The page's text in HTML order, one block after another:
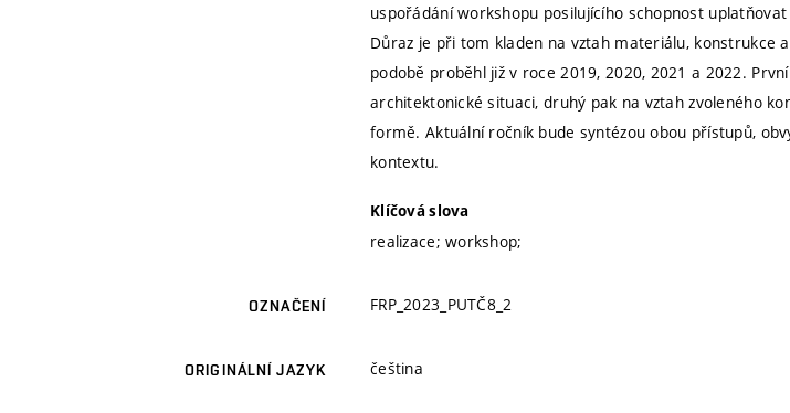
uspořádání workshopu posilujícího schopnost
Důraz je při tom kladen na vztah materiálu, konstrukce
podobě proběhl již v roce 2019, 2020, 2021 a 2022.
architektonické situaci, druhý pak na vztah zvoleného
formě. Aktuální ročník bude syntézou obou přístupů,
kontextu.
Klíčová slova
realizace; workshop;
OZNAČENÍ FRP_2023_PUTČ8_2
ORIGINÁLNÍ JAZYK čeština